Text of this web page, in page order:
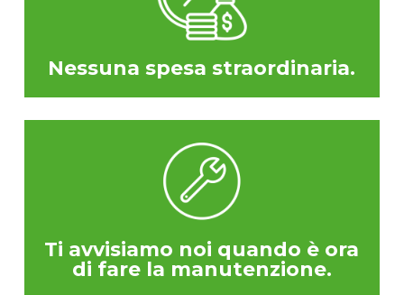
Nessuna spesa straordinaria.
Ti avvisiamo noi quando è ora
di fare la manutenzione.